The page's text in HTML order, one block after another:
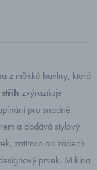
z měkké bavlny, která
zvýrazňuje
pro snadné
a dodává stylový
zatímco na zádech
prvek. Mikina